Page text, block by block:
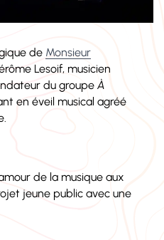
de Monsieur
Lesoif, musicien
du groupeÀ
en éveil musical agréé
de la musique aux
jeune public avec une